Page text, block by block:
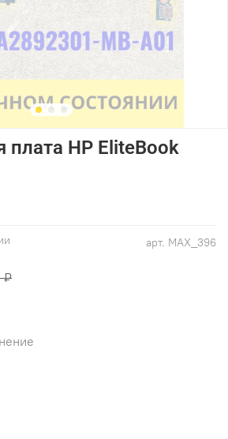
арт. MAX_396
плата HP EliteBook
₽